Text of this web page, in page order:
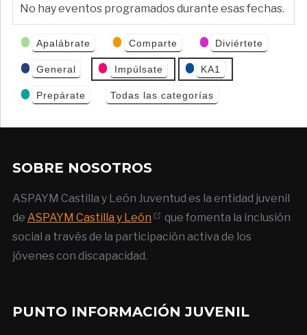
No hay eventos programados durante esas fechas.
Categorías
de Eventos
Apalábrate Comparte Diviértete
General Impúlsate KA1
Prepárate Todas las categorías
SOBRE NOSOTROS
ASPAYM Castilla y León Juventud es la entidad juvenil
de ASPAYM Castilla y León
que fomenta la inclusión
social a través de la participación activa de los
jóvenes con discapacidad.
PUNTO INFORMACIÓN JUVENIL